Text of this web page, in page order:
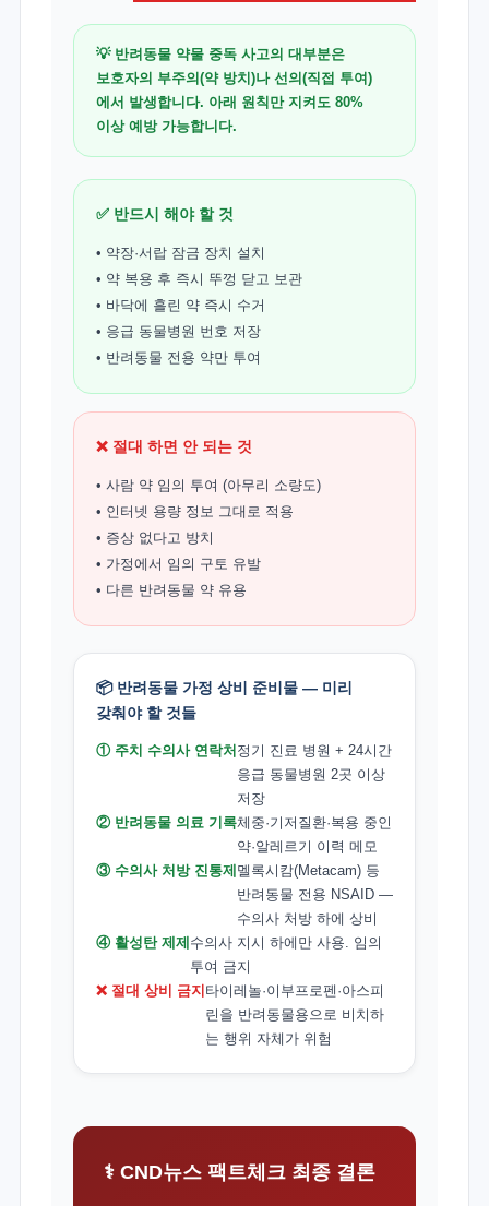
💡 반려동물 약물 중독 사고의 대부분은
보호자의 부주의(약 방치)나 선의(직접 투여)
에서 발생합니다. 아래 원칙만 지켜도 80%
이상 예방 가능합니다.
✅ 반드시 해야 할 것
• 약장·서랍 잠금 장치 설치
• 약 복용 후 즉시 뚜껑 닫고 보관
• 바닥에 흘린 약 즉시 수거
• 응급 동물병원 번호 저장
• 반려동물 전용 약만 투여
❌ 절대 하면 안 되는 것
• 사람 약 임의 투여 (아무리 소량도)
• 인터넷 용량 정보 그대로 적용
• 증상 없다고 방치
• 가정에서 임의 구토 유발
• 다른 반려동물 약 유용
📦 반려동물 가정 상비 준비물 — 미리
갖춰야 할 것들
① 주치 수의사 연락처 정기 진료 병원 + 24시간
응급 동물병원 2곳 이상
저장
② 반려동물 의료 기록체중·기저질환·복용 중인
약·알레르기 이력 메모
③ 수의사 처방 진통제 멜록시캄(Metacam) 등
반려동물 전용 NSAID —
수의사 처방 하에 상비
④ 활성탄 제제 수의사 지시 하에만 사용. 임의
투여 금지
❌ 절대 상비 금지 타이레놀·이부프로펜·아스피
린을 반려동물용으로 비치하
는 행위 자체가 위험
⚕️ CND뉴스 팩트체크 최종 결론